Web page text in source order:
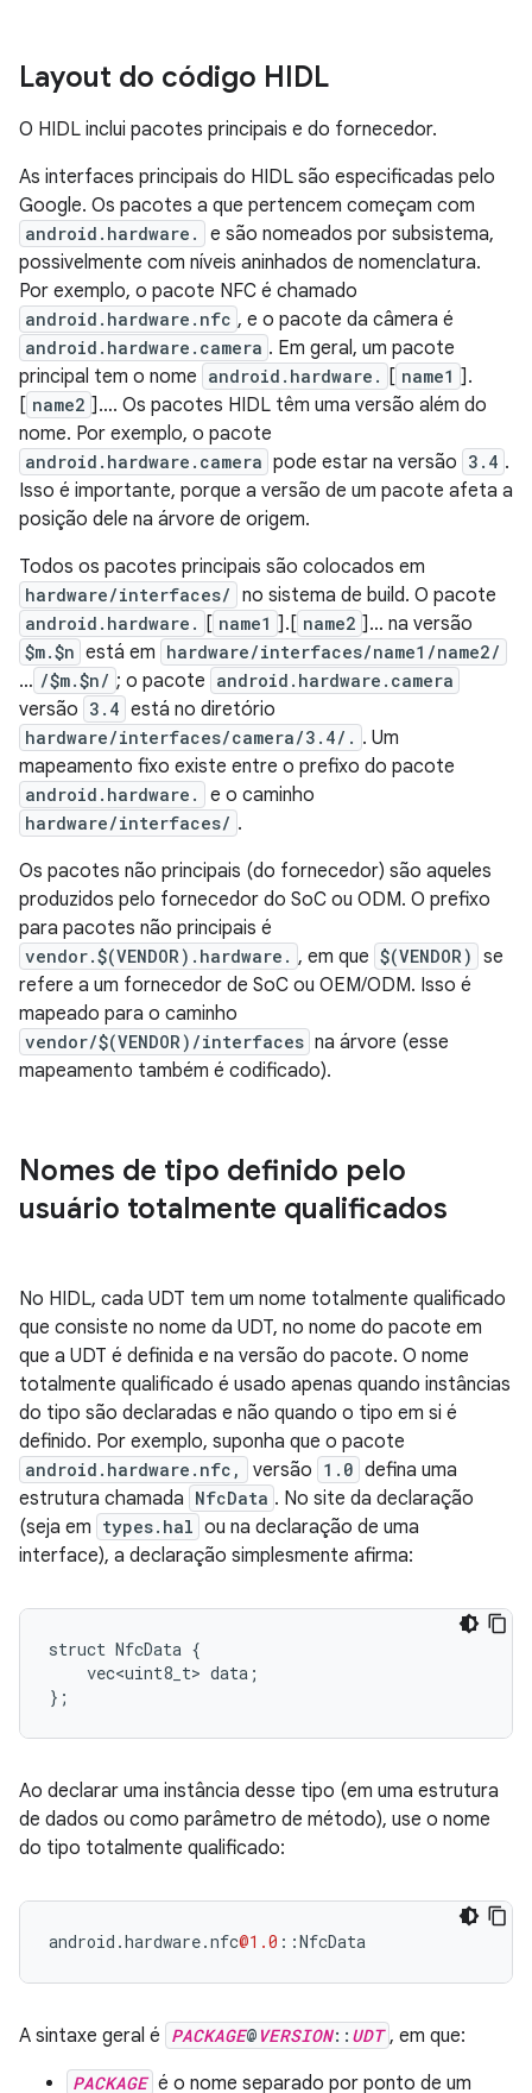
Layout do código HIDL
O HIDL inclui pacotes principais e do fornecedor.
As interfaces principais do HIDL são especificadas pelo
Google. Os pacotes a que pertencem começam com
android.hardware.
e são nomeados por subsistema,
possivelmente com níveis aninhados de nomenclatura.
Por exemplo, o pacote NFC é chamado
android.hardware.nfc , e o pacote da câmera é
android.hardware.camera . Em geral, um pacote
principal tem o nome android.hardware. [ name1 ].
[ name2 ]…. Os pacotes HIDL têm uma versão além do
nome. Por exemplo, o pacote
android.hardware.camera pode estar na versão 3.4 .
Isso é importante, porque a versão de um pacote afeta a
posição dele na árvore de origem.
Todos os pacotes principais são colocados em
hardware/interfaces/ no sistema de build. O pacote
android.hardware. [ name1 ].[ name2 ]… na versão
$m.$n está em hardware/interfaces/name1/name2/
… /$m.$n/ ; o pacote android.hardware.camera
versão 3.4 está no diretório
hardware/interfaces/camera/3.4/. . Um
mapeamento fixo existe entre o prefixo do pacote
android.hardware. e o caminho
hardware/interfaces/ .
Os pacotes não principais (do fornecedor) são aqueles
produzidos pelo fornecedor do SoC ou ODM. O prefixo
para pacotes não principais é
vendor.$(VENDOR).hardware. , em que $(VENDOR) se
refere a um fornecedor de SoC ou OEM/ODM. Isso é
mapeado para o caminho
vendor/$(VENDOR)/interfaces na árvore (esse
mapeamento também é codificado).
Nomes de tipo definido pelo
usuário totalmente qualificados
No HIDL, cada UDT tem um nome totalmente qualificado
que consiste no nome da UDT, no nome do pacote em
que a UDT é definida e na versão do pacote. O nome
totalmente qualificado é usado apenas quando instâncias
do tipo são declaradas e não quando o tipo em si é
definido. Por exemplo, suponha que o pacote
android.hardware.nfc, versão 1.0 defina uma
estrutura chamada NfcData . No site da declaração
(seja em types.hal ou na declaração de uma
interface), a declaração simplesmente afirma:
struct NfcData {
    vec<uint8_t> data;
};
Ao declarar uma instância desse tipo (em uma estrutura
de dados ou como parâmetro de método), use o nome
do tipo totalmente qualificado:
android .hardware.nfc@1.0 ::NfcData
A sintaxe geral é PACKAGE@ VERSION:: UDT , em que:
PACKAGE é o nome separado por ponto de um